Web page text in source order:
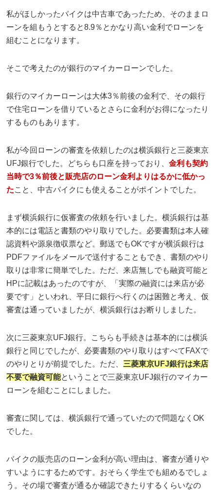
私がほしかったバイクは中古車であったため、そのままロ
ーンを組もうとすると8.9％とかなり高い金利でローンを
組むことになります。
そこで考えたのが銀行のマイカーローンでした。
銀行のマイカーローンは大体3％前後の金利で、その銀行
で住宅ローンを借りているとさらに金利がお得になったり
するものもあります。
私が今回ローンの審査を依頼したのは横浜銀行と三菱東京
UFJ銀行でした。どちらも口座を持っており、金利も契約
当時で3％前後と販売店のローン金利よりはるかに低かっ
たこと、中古バイクにも使えることがポイントでした。
まず横浜銀行に仮審査の依頼を行いました。横浜銀行は基
本的には電話と書類のやり取りでした。必要書類は本人確
認資料や源泉徴収票など。郵送でもOKですが横浜銀行は
PDFファイルをメールで送付することもでき、書類のやり
取りは非常に簡単でした。ただ、来店無しでも融資可能と
HPに記載はあったのですが、「実際の融資には来店が必
要です」といわれ、平日に銀行へ行くのは困難と考え、仮
審査は通っていましたが、横浜銀行はお断りしました。
次に三菱東京UFJ銀行。こちらも手続きは基本的には横浜
銀行と同じでしたが、必要書類のやり取りはすべてFAXで
のやりとりが前提でした。ただ、 三菱東京UFJ銀行は来店
不要で融資可能ということで三菱東京UFJ銀行のマイカー
ローンを組むことにしました。
審査に関しては、横浜銀行で通っていたので問題なくOK
でした。
バイクの販売店のローン金利が高い理由は、審査が通りや
すいようにするためです。おそらく学生でも組めるでしょ
う。その場で審査が通るか確認できたりするくらいなの